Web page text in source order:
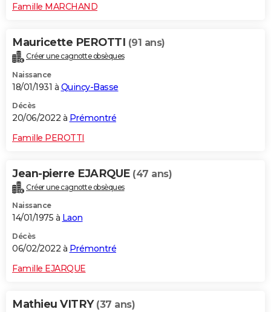
Famille MARCHAND
Mauricette PEROTTI (91 ans)
Créer une cagnotte obsèques
Naissance
18/01/1931 à Quincy-Basse
Décès
20/06/2022 à Prémontré
Famille PEROTTI
Jean-pierre EJARQUE (47 ans)
Créer une cagnotte obsèques
Naissance
14/01/1975 à Laon
Décès
06/02/2022 à Prémontré
Famille EJARQUE
Mathieu VITRY (37 ans)